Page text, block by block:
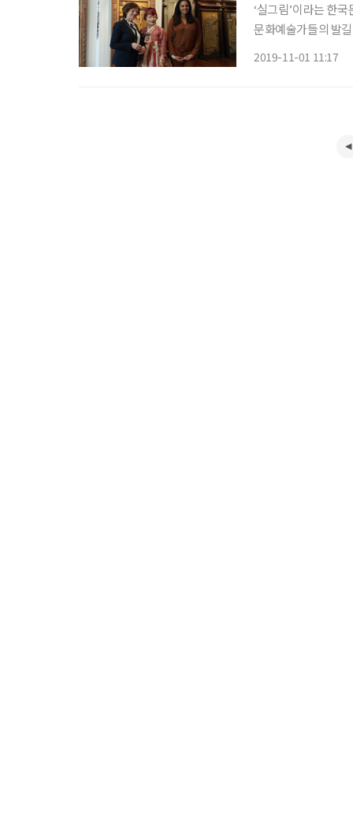
‘실그림’이라는 한
문화예술가들의 발
2019-11-01 11:17